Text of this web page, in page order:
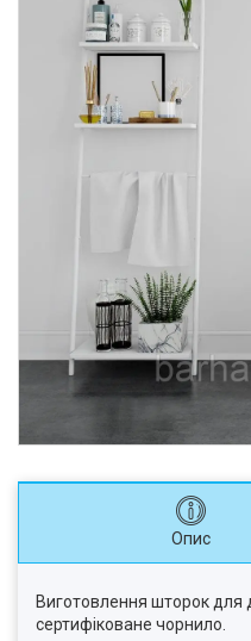
Опис
Виготовлення шторок для
сертифіковане чорнило.